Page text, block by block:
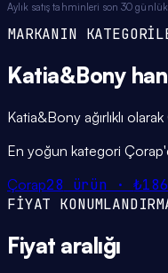
Aylık satış tahminleri son 30
MARKANIN
Katia&Bony
Katia&Bony ağırlıklı
En yoğun kategori
Çorap28 ürün ·₺186
FİYAT
Fiyat aralığı